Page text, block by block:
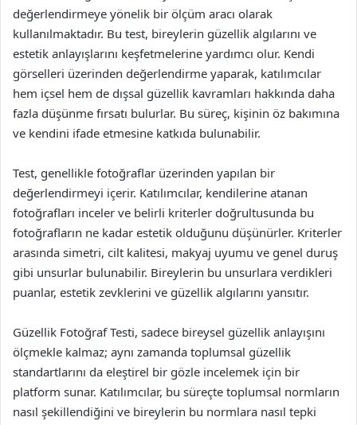
değerlendirmeye yönelik bir ölçüm aracı olarak
kullanılmaktadır. Bu test, bireylerin güzellik algılarını ve
estetik anlayışlarını keşfetmelerine yardımcı olur. Kendi
görselleri üzerinden değerlendirme yaparak, katılımcılar
hem içsel hem de dışsal güzellik kavramları hakkında daha
fazla düşünme fırsatı bulurlar. Bu süreç, kişinin öz bakımına
ve kendini ifade etmesine katkıda bulunabilir.
Test, genellikle fotoğraflar üzerinden yapılan bir
değerlendirmeyi içerir. Katılımcılar, kendilerine atanan
fotoğrafları inceler ve belirli kriterler doğrultusunda bu
fotoğrafların ne kadar estetik olduğunu düşünürler. Kriterler
arasında simetri, cilt kalitesi, makyaj uyumu ve genel duruş
gibi unsurlar bulunabilir. Bireylerin bu unsurlara verdikleri
puanlar, estetik zevklerini ve güzellik algılarını yansıtır.
Güzellik Fotoğraf Testi, sadece bireysel güzellik anlayışını
ölçmekle kalmaz; aynı zamanda toplumsal güzellik
standartlarını da eleştirel bir gözle incelemek için bir
platform sunar. Katılımcılar, bu süreçte toplumsal normların
nasıl şekillendiğini ve bireylerin bu normlara nasıl tepki